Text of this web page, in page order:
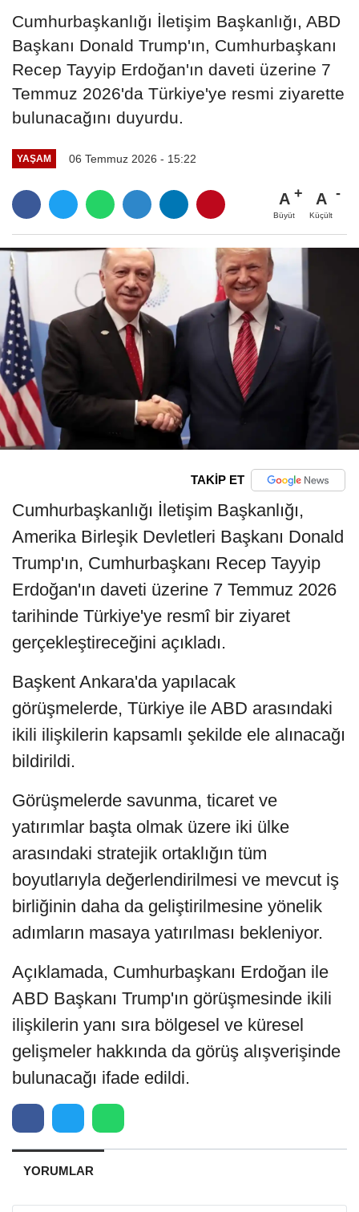
Cumhurbaşkanlığı İletişim Başkanlığı, ABD
Başkanı Donald Trump'ın, Cumhurbaşkanı
Recep Tayyip Erdoğan'ın daveti üzerine 7
Temmuz 2026'da Türkiye'ye resmi ziyarette
bulunacağını duyurdu.
YAŞAM 06 Temmuz 2026 - 15:22
A
Büyüt
A
Küçült
TAKİP ET
Cumhurbaşkanlığı İletişim Başkanlığı,
Amerika Birleşik Devletleri Başkanı Donald
Trump'ın, Cumhurbaşkanı Recep Tayyip
Erdoğan'ın daveti üzerine 7 Temmuz 2026
tarihinde Türkiye'ye resmî bir ziyaret
gerçekleştireceğini açıkladı.
Başkent Ankara'da yapılacak
görüşmelerde, Türkiye ile ABD arasındaki
ikili ilişkilerin kapsamlı şekilde ele alınacağı
bildirildi.
Görüşmelerde savunma, ticaret ve
yatırımlar başta olmak üzere iki ülke
arasındaki stratejik ortaklığın tüm
boyutlarıyla değerlendirilmesi ve mevcut iş
birliğinin daha da geliştirilmesine yönelik
adımların masaya yatırılması bekleniyor.
Açıklamada, Cumhurbaşkanı Erdoğan ile
ABD Başkanı Trump'ın görüşmesinde ikili
ilişkilerin yanı sıra bölgesel ve küresel
gelişmeler hakkında da görüş alışverişinde
bulunacağı ifade edildi.
YORUMLAR